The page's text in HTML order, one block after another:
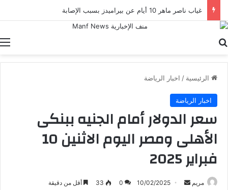
غياب ناصر ماهر 10 أيام عن بيراميدز بسبب الإصابة
الرئيسية / اخبار الرياضة
اخبار الرياضة
سعر الدولار أمام الجنيه ببنكى
الأهلى ومصر اليوم الاثنين 10
فبراير 2025
مريم
أرسل 10/02/2025
0
33 أقل من دقيقة